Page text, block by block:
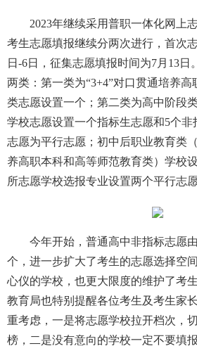
2023年继续采用普职一体化网上志
考生志愿填报继续分两次进行，首次
日-6日，征集志愿填报时间为7月13日
两类：第一类为“3+4”对口贯通培养
类志愿设置一个；第二类为高中阶段
学校志愿设置一个指标生志愿和5个
志愿为平行志愿；初中后职业教育类
养高职本科和高等师范教育类）学校
所志愿学校选报专业设置两个平行志愿
今年开始，普通高中非指标志愿由
个，进一步扩大了考生的志愿选择空
心仪的学校，也更大限度的维护了考
教育局也特别提醒各位考生及考生家
重考虑，一是将志愿学校拉开档次，
榜，二是没有意向的学校一定不要填